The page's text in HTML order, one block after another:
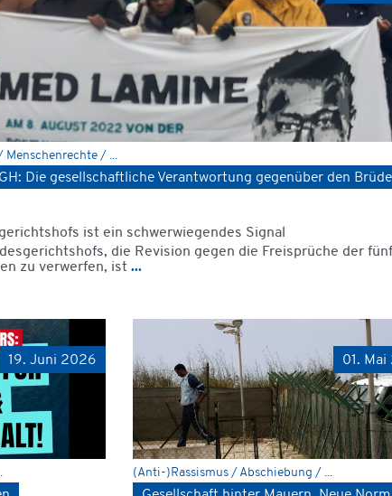
/ ...
Die gesellschaftliche Verantwortung gegenüber den
ist ein schwerwiegendes Signal
die Revision gegen die Freisprüche der fünf
zu verwerfen, ist ...
19. Juni 2026 01.
(Anti-)Rassismus / Abschiebung / ...